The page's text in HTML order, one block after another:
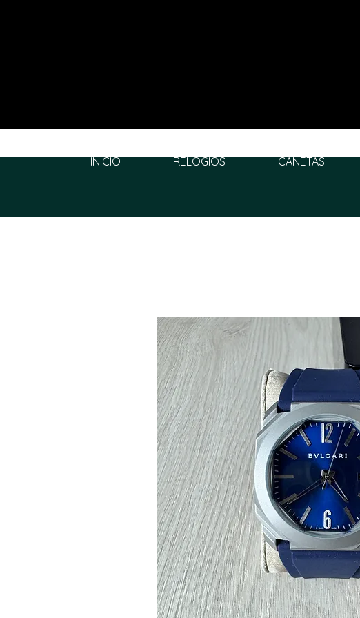
INÍCIO RELÓGIOS CANETAS